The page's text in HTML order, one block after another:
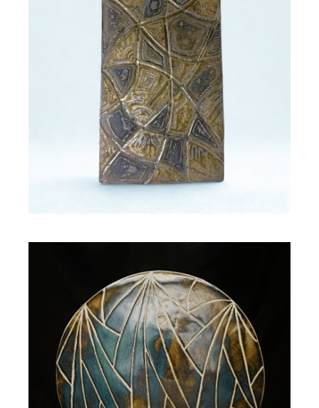
Décoration murale gravée
ASMA
48,00€
Déco murale émaillée JULIANA
70,00€